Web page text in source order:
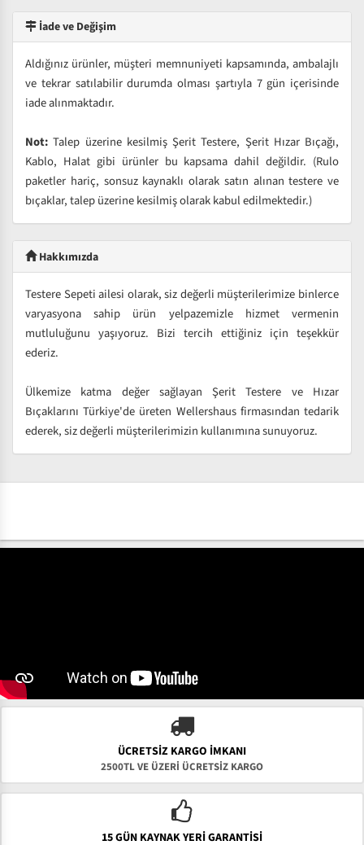
İade ve Değişim
Aldığınız ürünler, müşteri memnuniyeti kapsamında, ambalajlı
ve tekrar satılabilir durumda olması şartıyla 7 gün içerisinde
iade alınmaktadır.
Not: Talep üzerine kesilmiş Şerit Testere, Şerit Hızar Bıçağı,
Kablo, Halat gibi ürünler bu kapsama dahil değildir. (Rulo
paketler hariç, sonsuz kaynaklı olarak satın alınan testere ve
bıçaklar, talep üzerine kesilmiş olarak kabul edilmektedir.)
Hakkımızda
Testere Sepeti ailesi olarak, siz değerli müşterilerimize binlerce
varyasyona sahip ürün yelpazemizle hizmet vermenin
mutluluğunu yaşıyoruz. Bizi tercih ettiğiniz için teşekkür
ederiz.
Ülkemize katma değer sağlayan Şerit Testere ve Hızar
Bıçaklarını Türkiye'de üreten Wellershaus firmasından tedarik
ederek, siz değerli müşterilerimizin kullanımına sunuyoruz.
ÜCRETSIZ KARGO İMKANI
2500TL VE ÜZERİ ÜCRETSİZ KARGO
15 GÜN KAYNAK YERI GARANTISI